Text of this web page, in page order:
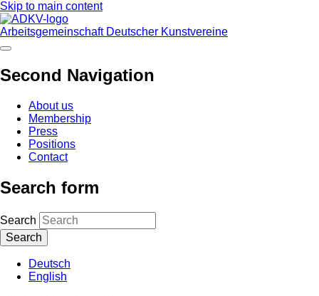
Skip to main content
Arbeitsgemeinschaft Deutscher Kunstvereine
Second Navigation
About us
Membership
Press
Positions
Contact
Search form
Search
Deutsch
English